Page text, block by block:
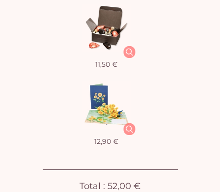
11,50 €
12,90 €
Total : 52,00 €